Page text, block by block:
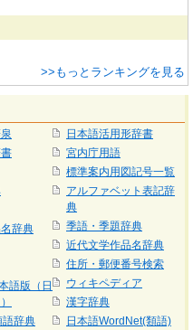
>>もっとランキングを見る
辞典
語版（日
辞典
日本語活用形辞書
宮内庁用語
標準案内用図記号一覧
アルファベット表記辞
典
季語・季題辞典
近代文学作品名辞典
住所・郵便番号検索
ウィキペディア
漢字辞典
日本語WordNet(類語)